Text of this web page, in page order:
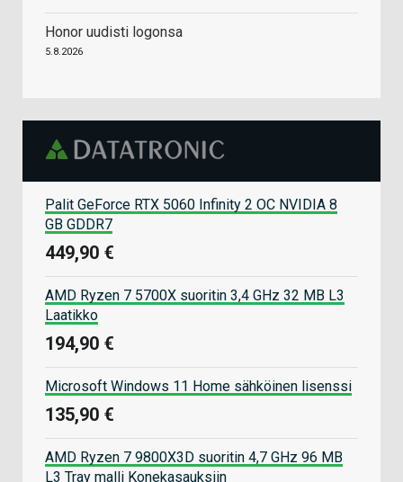
Honor uudisti logonsa
5.8.2026
Palit GeForce RTX 5060 Infinity 2 OC NVIDIA 8
GB GDDR7
449,90 €
AMD Ryzen 7 5700X suoritin 3,4 GHz 32 MB L3
Laatikko
194,90 €
Microsoft Windows 11 Home sähköinen lisenssi
135,90 €
AMD Ryzen 7 9800X3D suoritin 4,7 GHz 96 MB
L3 Tray malli Konekasauksiin